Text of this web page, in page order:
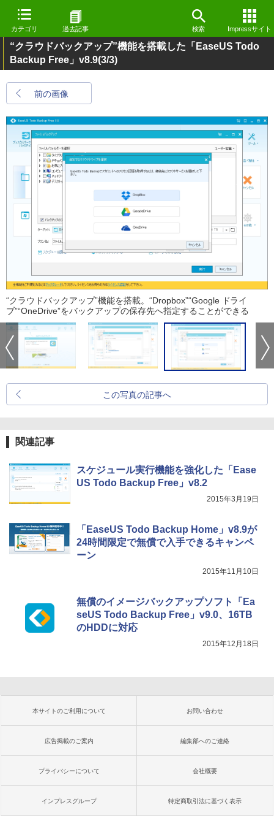
カテゴリ 過去記事 検索 Impressサイト
“クラウドバックアップ”機能を搭載した「EaseUS Todo
Backup Free」v8.9(3/3)
前の画像
“クラウドバックアップ”機能を搭載。“Dropbox”“Google ドライ
ブ”“OneDrive”をバックアップの保存先へ指定することができる
この写真の記事へ
関連記事
スケジュール実行機能を強化した「Ease
US Todo Backup Free」v8.2
2015年3月19日
「EaseUS Todo Backup Home」v8.9が
24時間限定で無償で入手できるキャンペ
ーン
2015年11月10日
無償のイメージバックアップソフト「Ea
seUS Todo Backup Free」v9.0、16TB
のHDDに対応
2015年12月18日
本サイトのご利用について お問い合わせ
広告掲載のご案内 編集部へのご連絡
プライバシーについて 会社概要
インプレスグループ 特定商取引法に基づく表示